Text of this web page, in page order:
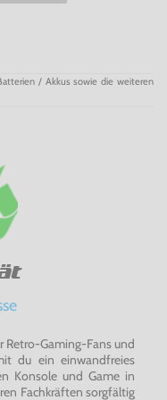
/ Akkus sowie die weiteren
Retro-Gaming-Fans und
du ein einwandfreies
Konsole und Game in
Fachkräften sorgfältig